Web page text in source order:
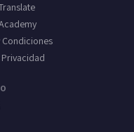
Condiciones